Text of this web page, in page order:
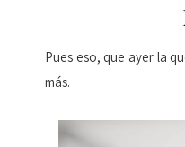
Pues eso, que ayer la
más.